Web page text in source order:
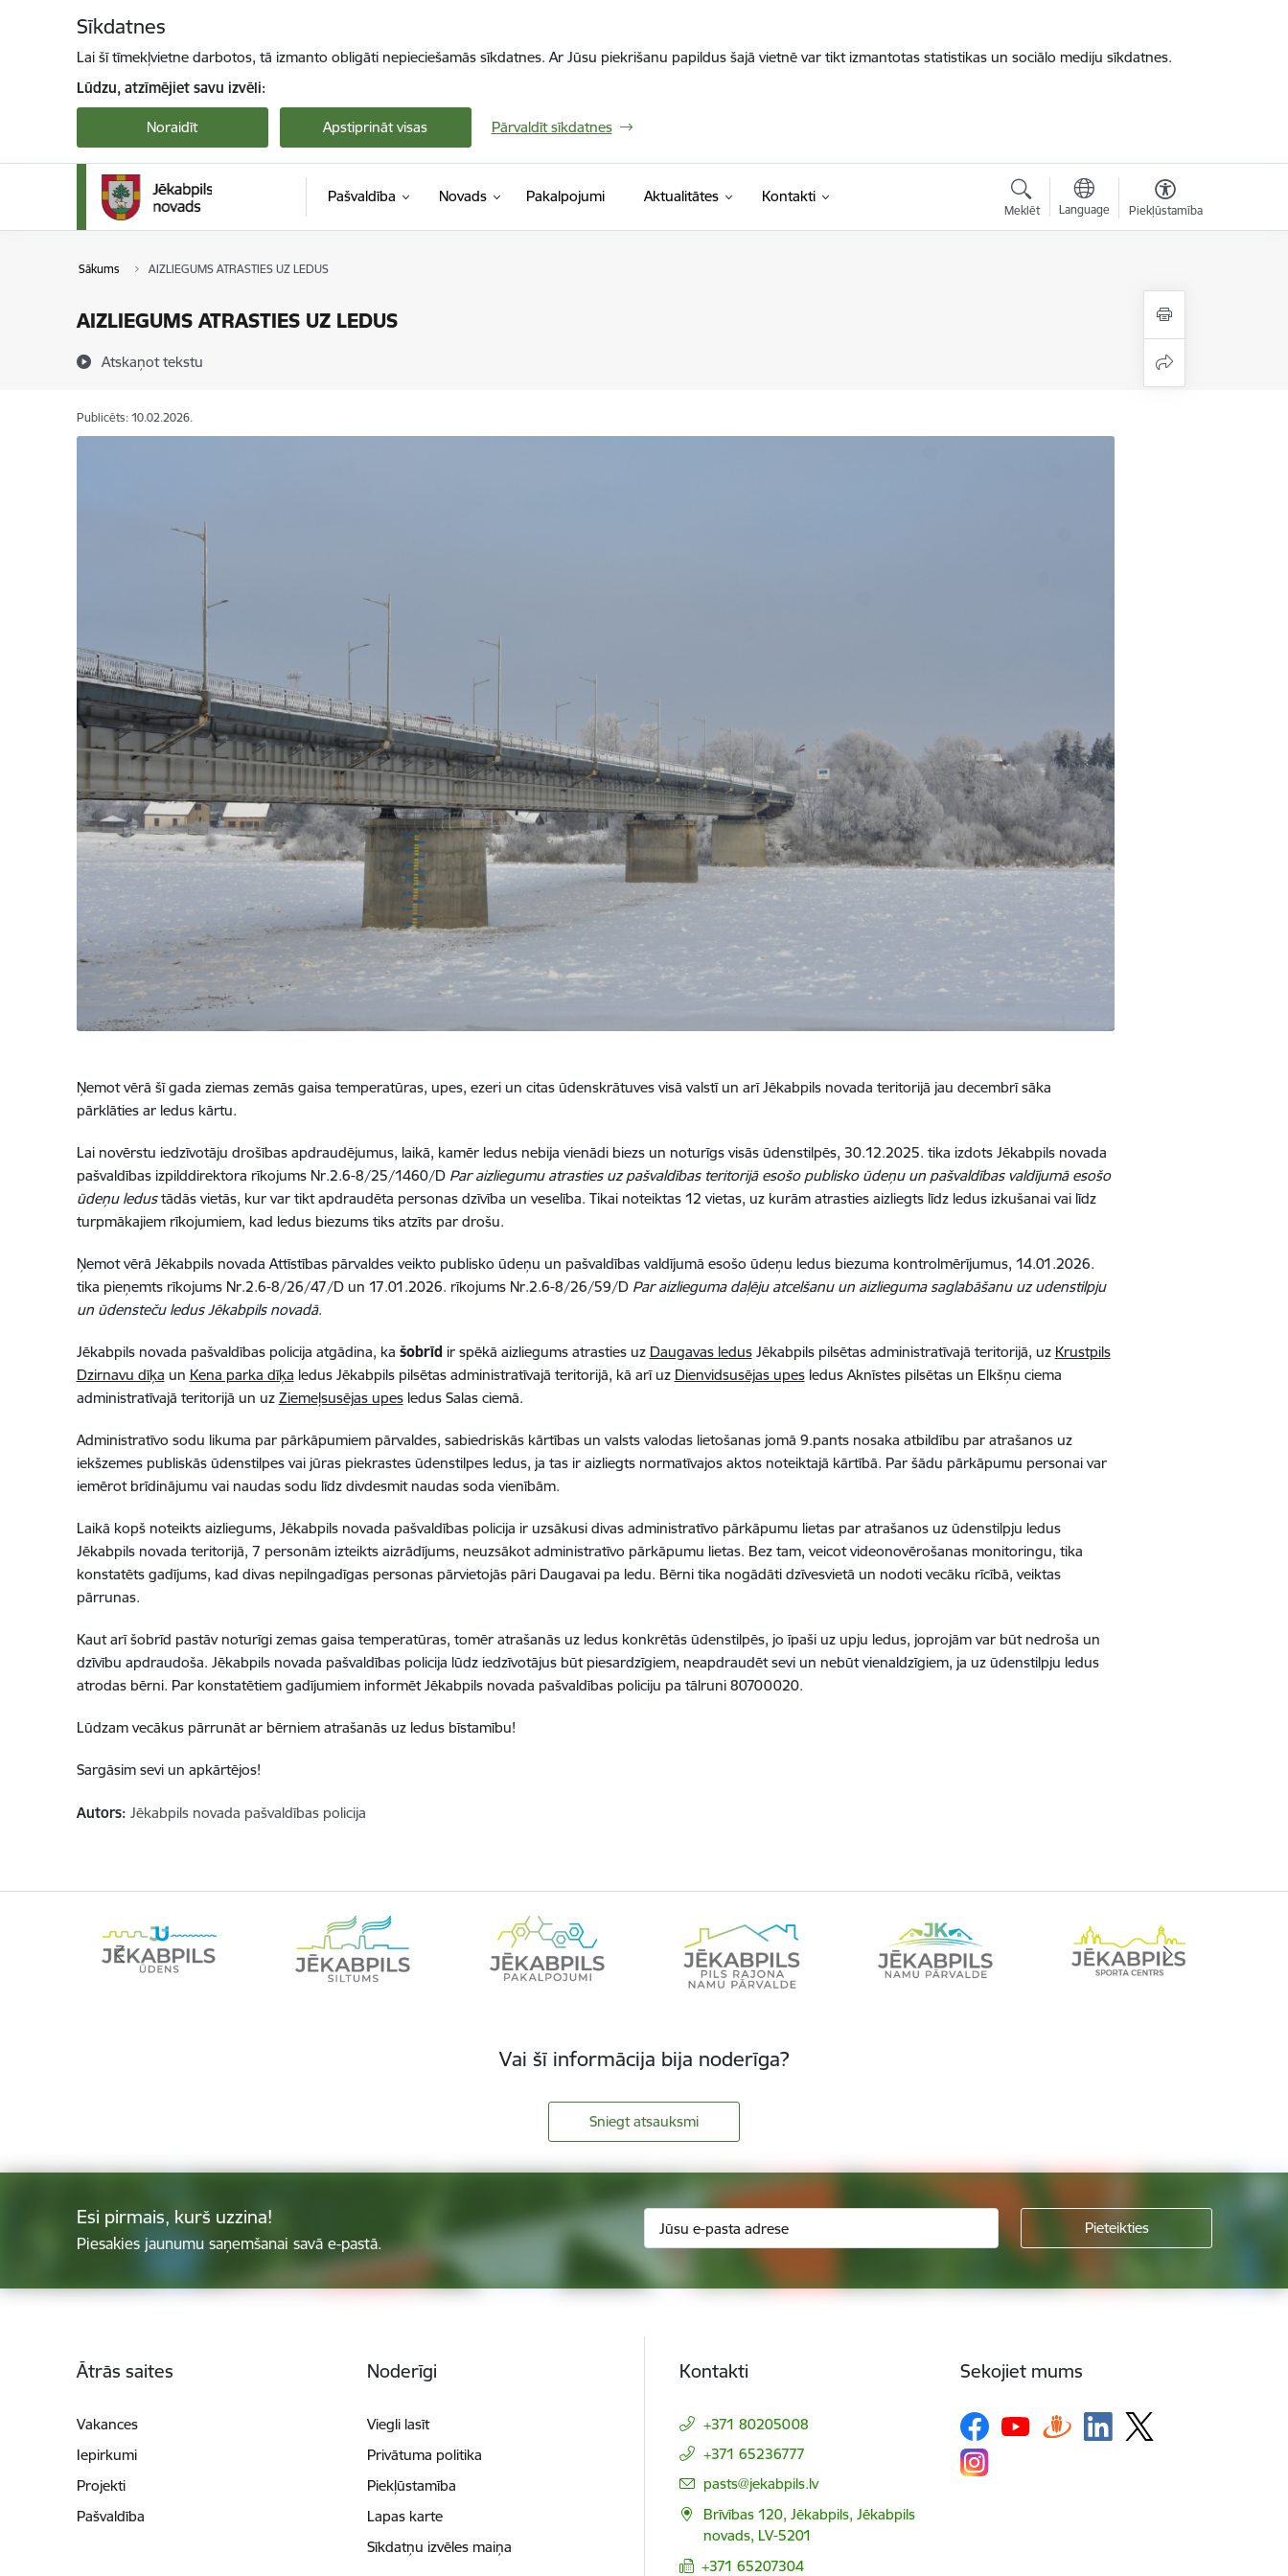
Sīkdatnes
Lai šī tīmekļvietne darbotos, tā izmanto obligāti nepieciešamās sīkdatnes. Ar Jūsu piekrišanu papildus šajā vietnē var tikt izmantotas statistikas un sociālo mediju sīkdatnes.
Lūdzu, atzīmējiet savu izvēli:
Noraidīt Apstiprināt visas Pārvaldīt sīkdatnes
Pašvaldība Novads Pakalpojumi Aktualitātes Kontakti
Meklēt Language Piekļūstamība
Sākums AIZLIEGUMS ATRASTIES UZ LEDUS
AIZLIEGUMS ATRASTIES UZ LEDUS
Atskaņot tekstu
Publicēts: 10.02.2026.
Ņemot vērā šī gada ziemas zemās gaisa temperatūras, upes, ezeri un citas ūdenskrātuves visā valstī un arī Jēkabpils novada teritorijā jau decembrī sāka
pārklāties ar ledus kārtu.
Lai novērstu iedzīvotāju drošības apdraudējumus, laikā, kamēr ledus nebija vienādi biezs un noturīgs visās ūdenstilpēs, 30.12.2025. tika izdots Jēkabpils novada
pašvaldības izpilddirektora rīkojums Nr.2.6-8/25/1460/D Par aizliegumu atrasties uz pašvaldības teritorijā esošo publisko ūdeņu un pašvaldības valdījumā esošo
ūdeņu ledustādās vietās, kur var tikt apdraudēta personas dzīvība un veselība. Tikai noteiktas 12 vietas, uz kurām atrasties aizliegts līdz ledus izkušanai vai līdz
turpmākajiem rīkojumiem, kad ledus biezums tiks atzīts par drošu.
Ņemot vērā Jēkabpils novada Attīstības pārvaldes veikto publisko ūdeņu un pašvaldības valdījumā esošo ūdeņu ledus biezuma kontrolmērījumus, 14.01.2026.
tika pieņemts rīkojums Nr.2.6-8/26/47/D un 17.01.2026. rīkojums Nr.2.6-8/26/59/D Par aizlieguma daļēju atcelšanu un aizlieguma saglabāšanu uz udenstilpju
un ūdensteču ledus Jēkabpils novadā.
Jēkabpils novada pašvaldības policija atgādina, ka šobrīd ir spēkā aizliegums atrasties uz Daugavas ledusJēkabpils pilsētas administratīvajā teritorijā, uz Krustpils
Dzirnavu dīķa un Kena parka dīķa ledus Jēkabpils pilsētas administratīvajā teritorijā, kā arī uz Dienvidsusējas upesledus Aknīstes pilsētas un Elkšņu ciema
administratīvajā teritorijā un uz Ziemeļsusējas upesledus Salas ciemā.
Administratīvo sodu likuma par pārkāpumiem pārvaldes, sabiedriskās kārtības un valsts valodas lietošanas jomā 9.pants nosaka atbildību par atrašanos uz
iekšzemes publiskās ūdenstilpes vai jūras piekrastes ūdenstilpes ledus, ja tas ir aizliegts normatīvajos aktos noteiktajā kārtībā. Par šādu pārkāpumu personai var
iemērot brīdinājumu vai naudas sodu līdz divdesmit naudas soda vienībām.
Laikā kopš noteikts aizliegums, Jēkabpils novada pašvaldības policija ir uzsākusi divas administratīvo pārkāpumu lietas par atrašanos uz ūdenstilpju ledus
Jēkabpils novada teritorijā, 7 personām izteikts aizrādījums, neuzsākot administratīvo pārkāpumu lietas. Bez tam, veicot videonovērošanas monitoringu, tika
konstatēts gadījums, kad divas nepilngadīgas personas pārvietojās pāri Daugavai pa ledu. Bērni tika nogādāti dzīvesvietā un nodoti vecāku rīcībā, veiktas
pārrunas.
Kaut arī šobrīd pastāv noturīgi zemas gaisa temperatūras, tomēr atrašanās uz ledus konkrētās ūdenstilpēs, jo īpaši uz upju ledus, joprojām var būt nedroša un
dzīvību apdraudoša. Jēkabpils novada pašvaldības policija lūdz iedzīvotājus būt piesardzīgiem, neapdraudēt sevi un nebūt vienaldzīgiem, ja uz ūdenstilpju ledus
atrodas bērni. Par konstatētiem gadījumiem informēt Jēkabpils novada pašvaldības policiju pa tālruni 80700020.
Lūdzam vecākus pārrunāt ar bērniem atrašanās uz ledus bīstamību!
Sargāsim sevi un apkārtējos!
Autors: Jēkabpils novada pašvaldības policija
Vai šī informācija bija noderīga?
Sniegt atsauksmi
Esi pirmais, kurš uzzina!
Piesakies jaunumu saņemšanai savā e-pastā.
Ātrās saites
Vakances
Iepirkumi
Projekti
Pašvaldība
Noderīgi
Viegli lasīt
Privātuma politika
Piekļūstamība
Lapas karte
Sīkdatņu izvēles maiņa
Kontakti
+371 80205008
+371 65236777
E-pasts:
pasts@jekabpils.lv
Brīvības 120, Jēkabpils, Jēkabpils
novads, LV-5201
+371 65207304
Sekojiet mums